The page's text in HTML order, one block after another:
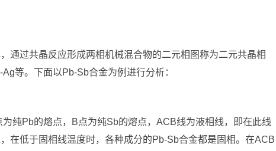
通过共晶反应形成两相机械混合物的二元相图称为二元共晶相
等。下面以Pb-Sb合金为例进行分析：
纯Pb的熔点，B点为纯Sb的熔点，ACB线为液相线，即在此线
在低于固相线温度时，各种成分的Pb-Sb合金都是固相。在ACB